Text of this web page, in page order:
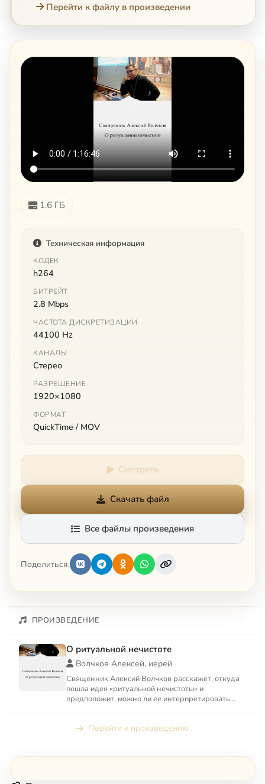
Перейти к файлу в произведении
1.6 ГБ
Техническая информация
КОДЕК
h264
БИТРЕЙТ
2.8 Mbps
ЧАСТОТА ДИСКРЕТИЗАЦИИ
44100 Hz
КАНАЛЫ
Стерео
РАЗРЕШЕНИЕ
1920×1080
ФОРМАТ
QuickTime / MOV
Смотреть
Скачать файл
Все файлы произведения
Поделиться:
ПРОИЗВЕДЕНИЕ
О ритуальной нечистоте
Волчков Алексей, иерей
Священник Алексий Волчков расскажет, откуда
пошла идея «ритуальной нечистоты» и
предположит, можно ли ее интерпретировать
Перейти к произведению